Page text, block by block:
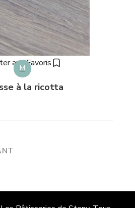
aux Favoris
M
à la ricotta